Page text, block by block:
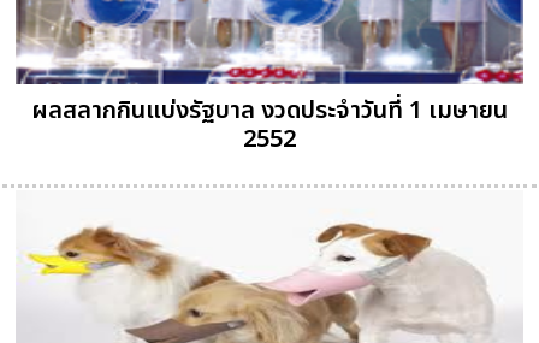
ผลสลากกินแบ่งรัฐบาล งวดประจำวันที่ 1 เมษายน
2552